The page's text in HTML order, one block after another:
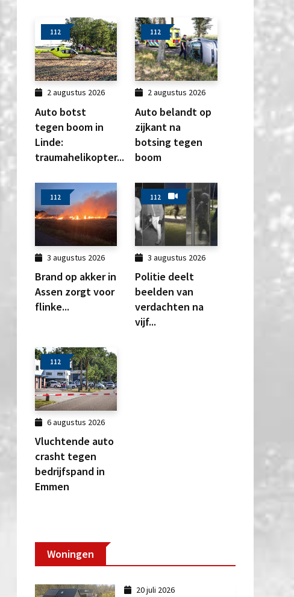
112
2 augustus 2026
Auto botst
tegen boom in
Linde:
traumahelikopter...
112
2 augustus 2026
Auto belandt op
zijkant na
botsing tegen
boom
112
3 augustus 2026
Brand op akker in
Assen zorgt voor
flinke...
112
3 augustus 2026
Politie deelt
beelden van
verdachten na
vijf...
112
6 augustus 2026
Vluchtende auto
crasht tegen
bedrijfspand in
Emmen
Woningen
20 juli 2026